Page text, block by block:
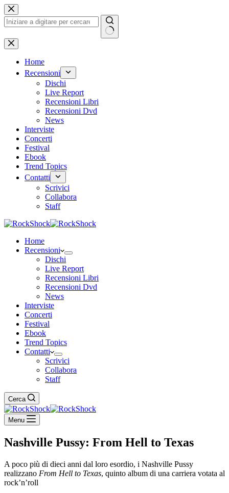
Salta
al
contenuto
Nessun
risultato
Home
Recensioni
Dischi
Live Report
Recensioni Libri
Recensioni Dvd
News
Interviste
Concerti
Festival
Ebook
Trend Topics
Contatti
Scrivici
Collabora
Staff
Home
Recensioni
Dischi
Live Report
Recensioni Libri
Recensioni Dvd
News
Interviste
Concerti
Festival
Ebook
Trend Topics
Contatti
Scrivici
Collabora
Staff
Cerca
Menu
Nashville Pussy: From Hell to Texas
A poco più di dieci anni dal loro esordio, i Nashville Pussy
realizzano From Hell to Texas, quinto album di una carriera votata al
rock’n’roll